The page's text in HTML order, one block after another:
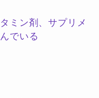
ミン剤、サプリメ
でいる